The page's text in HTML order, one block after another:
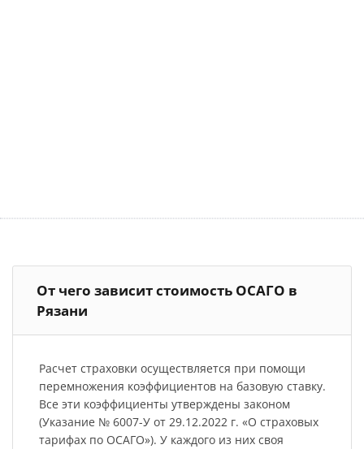
От чего зависит стоимость ОСАГО в
Рязани
Расчет страховки осуществляется при помощи
перемножения коэффициентов на базовую ставку.
Все эти коэффициенты утверждены законом
(Указание № 6007-У от 29.12.2022 г. «О страховых
тарифах по ОСАГО»). У каждого из них своя